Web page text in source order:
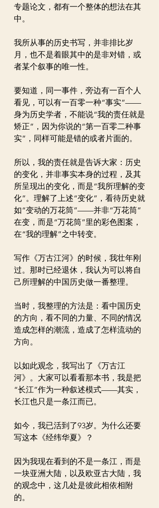
专题论文，都有一个整体的想法在其
中。
我所从事的历史书写，并非排比岁
月，也不是着眼其中的是非对错，或
者某个叙事的唯一性。
要知道，同一事件，旁边有一百个人
看见，可以有一百零一种“事实”——
身为历史学者，不能说“我的责任就是
矫正”，因为你说的“第一百零二种事
实”，同样可能是错的或者片面的。
所以，我的责任就是告诉大家：历史
的变化，并非事实本身的过程，及其
所呈现出的变化，而是“我所理解的变
化”。理解了上述“变化”，看待历史就
如“变动的万花筒”——并非“万花筒”
在变，而是“万花筒”里的彩色图案，
在“我的理解”之中转变。
写作《万古江河》的时候，我壮年刚
过。那时已经退休，我认为可以将自
己所理解的中国历史做一番整理。
当时，我整理的方法是：看中国历史
的方向，看不同的力量、不同的情况
造成怎样的潮流，造成了怎样流动的
方向。
以如此观念，我写出了《万古江
河》。大家可以看看那本书，我是把
“长江”作为一种叙述模式——其实，
长江也只是一条江而已。
如今，我已活到了93岁。为什么还要
写这本《经纬华夏》？
因为我现在看到的不是一条江，而是
一块亚洲大陆，以及欧亚古大陆，我
的观念中，这几处是彼此相依相附
的。